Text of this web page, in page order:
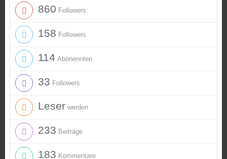
860 Followers
158 Followers
114 Abonennten
33 Followers
Leser werden
233 Beiträge
183 Kommentare